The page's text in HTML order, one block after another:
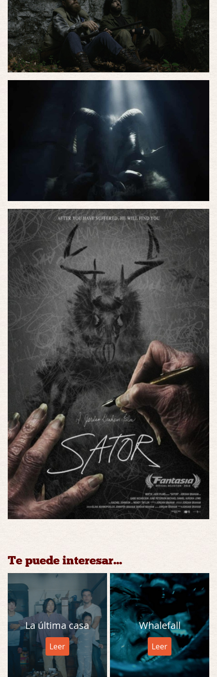
Te puede interesar...
La última casa
Leer
Whalefall
Leer